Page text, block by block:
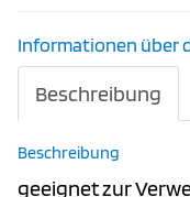
Informationen über
Beschreibung
Beschreibung
geeignet zur